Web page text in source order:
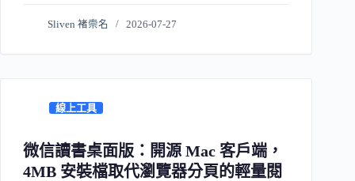
Sliven 褚崇名 2026-07-27
線上工具
微信讀書桌面版：開源 Mac 客戶端，
4MB 安裝檔取代瀏覽器分頁的輕量閱